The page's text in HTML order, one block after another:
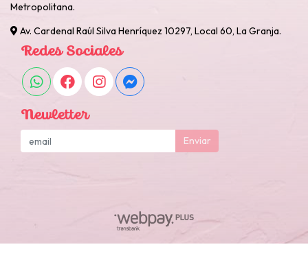
Metropolitana.
Av. Cardenal Raúl Silva Henríquez 10297, Local 60, La Granja.
Redes Sociales
Newletter
Enviar